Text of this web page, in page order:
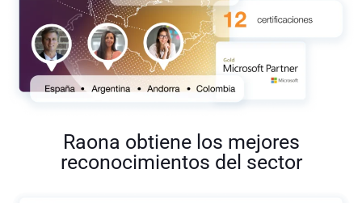
Raona obtiene los mejores
reconocimientos del sector